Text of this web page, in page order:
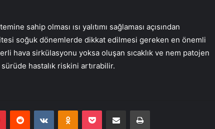
sahip olması ısı yalıtımı sağlaması açısından
soğuk dönemlerde dikkat edilmesi gereken en önemli
hava sirkülasyonu yoksa oluşan sıcaklık ve nem patojen
hastalık riskini artırabilir.
PinterestReddit VKontakteOdnoklassniki
Pocket E-Posta ile paylaş Yazdır